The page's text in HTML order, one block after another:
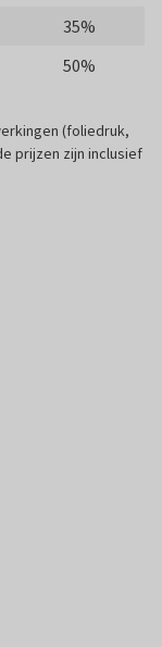
35%
50%
(foliedruk,
prijzen zijn inclusief